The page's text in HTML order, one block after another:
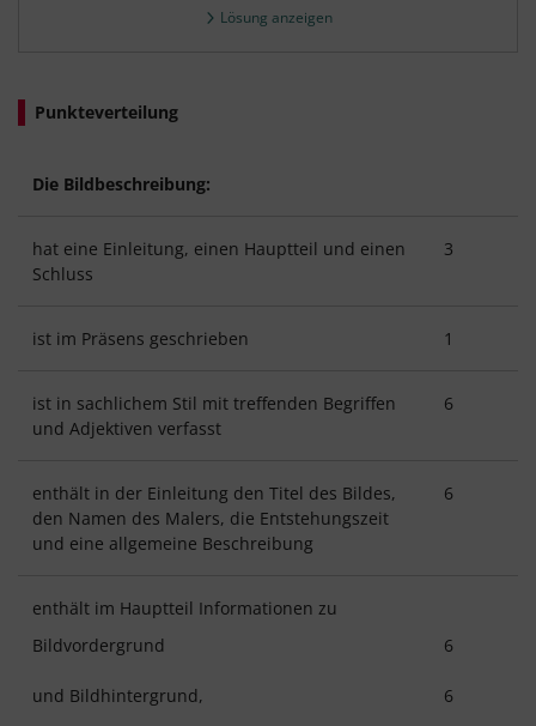
Lösung anzeigen
Punkteverteilung
Die Bildbeschreibung:
hat eine Einleitung, einen Hauptteil und einen
Schluss
3
ist im Präsens geschrieben 1
ist in sachlichem Stil mit treffenden Begriffen
und Adjektiven verfasst
6
enthält in der Einleitung den Titel des Bildes,
den Namen des Malers, die Entstehungszeit
und eine allgemeine Beschreibung
6
enthält im Hauptteil Informationen zu
Bildvordergrund
und Bildhintergrund,
6
6